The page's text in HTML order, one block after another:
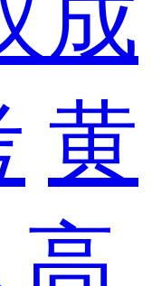
成
黄
高